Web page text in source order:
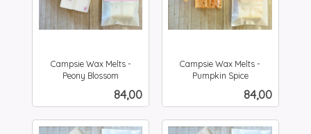
Campsie Wax Melts -
Peony Blossom
Pris
84,00
Campsie Wax Melts -
Pumpkin Spice
Pris
84,00